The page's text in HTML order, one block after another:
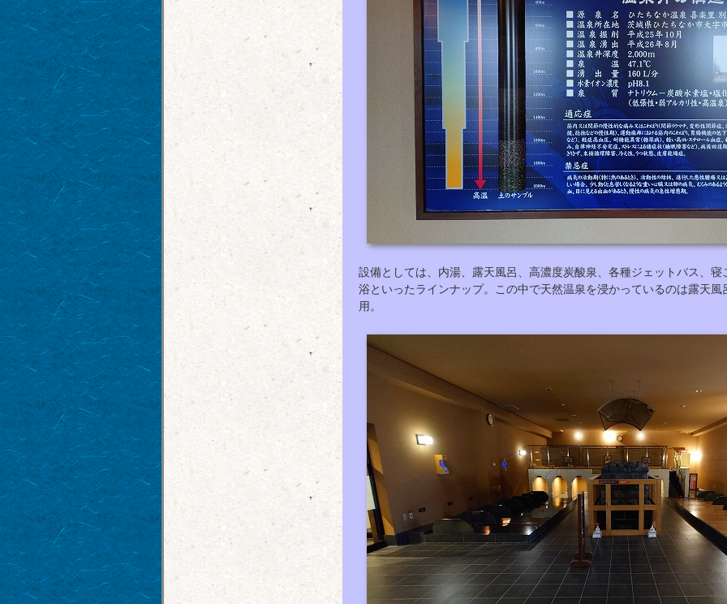
設備としては、内湯、露天風呂、高濃度炭酸泉、各種ジェットバス、
浴といったラインナップ。この中で天然温泉を浸かっているのは露天
用。